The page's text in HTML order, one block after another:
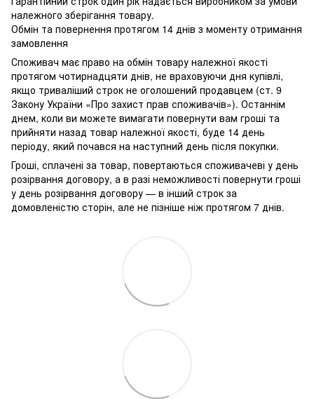
належного зберігання товару.
Обмін та повернення протягом 14 днів з моменту отримання
замовлення
Споживач має право на обмін товару належної якості
протягом чотирнадцяти днів, не враховуючи дня купівлі,
якщо триваліший строк не оголошений продавцем (ст. 9
Закону України «Про захист прав споживачів»). Останнім
днем, коли ви можете вимагати повернути вам гроші та
прийняти назад товар належної якості, буде 14 день
періоду, який почався на наступний день після покупки.
Гроші, сплачені за товар, повертаються споживачеві у день
розірвання договору, а в разі неможливості повернути гроші
у день розірвання договору — в інший строк за
домовленістю сторін, але не пізніше ніж протягом 7 днів.